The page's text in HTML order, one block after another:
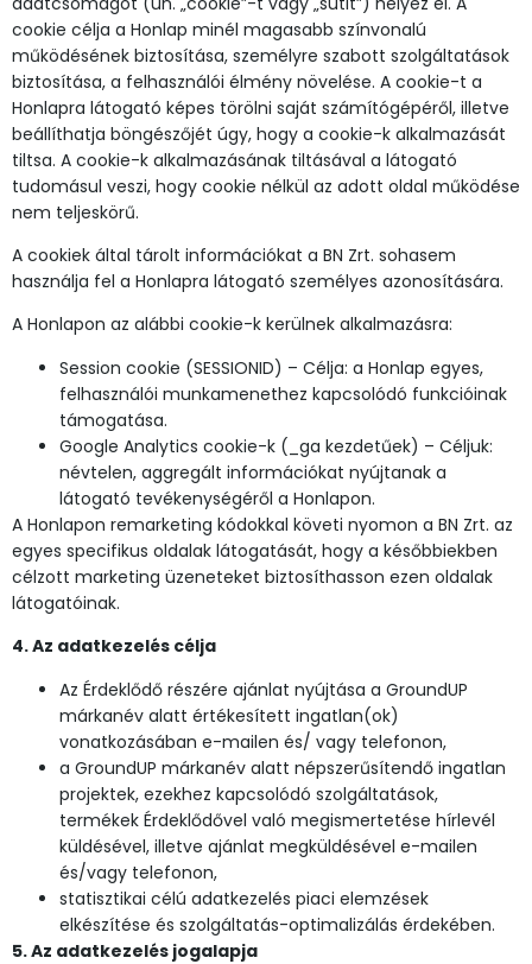
cookie célja a Honlap minél magasabb színvonalú
működésének biztosítása, személyre szabott szolgáltatások
biztosítása, a felhasználói élmény növelése. A cookie-t a
Honlapra látogató képes törölni saját számítógépéről, illetve
beállíthatja böngészőjét úgy, hogy a cookie-k alkalmazását
tiltsa. A cookie-k alkalmazásának tiltásával a látogató
tudomásul veszi, hogy cookie nélkül az adott oldal működése
nem teljeskörű.
A cookiek által tárolt információkat a BN Zrt. sohasem
használja fel a Honlapra látogató személyes azonosítására.
A Honlapon az alábbi cookie-k kerülnek alkalmazásra:
Session cookie (SESSIONID) – Célja: a Honlap egyes,
felhasználói munkamenethez kapcsolódó funkcióinak
támogatása.
Google Analytics cookie-k (_ga kezdetűek) – Céljuk:
névtelen, aggregált információkat nyújtanak a
látogató tevékenységéről a Honlapon.
A Honlapon remarketing kódokkal követi nyomon a BN Zrt. az
egyes specifikus oldalak látogatását, hogy a későbbiekben
célzott marketing üzeneteket biztosíthasson ezen oldalak
látogatóinak.
4. Az adatkezelés célja
Az Érdeklődő részére ajánlat nyújtása a GroundUP
márkanév alatt értékesített ingatlan(ok)
vonatkozásában e-mailen és/ vagy telefonon,
a GroundUP márkanév alatt népszerűsítendő ingatlan
projektek, ezekhez kapcsolódó szolgáltatások,
termékek Érdeklődővel való megismertetése hírlevél
küldésével, illetve ajánlat megküldésével e-mailen
és/vagy telefonon,
statisztikai célú adatkezelés piaci elemzések
elkészítése és szolgáltatás-optimalizálás érdekében.
5. Az adatkezelés jogalapja